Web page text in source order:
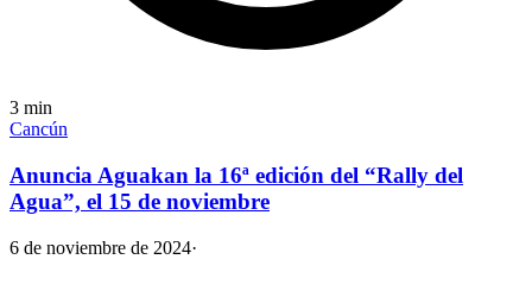
3 min
Cancún
Anuncia Aguakan la 16ª edición del “Rally del
Agua”, el 15 de noviembre
6 de noviembre de 2024·